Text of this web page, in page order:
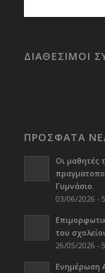
ΔΙΑΘΕΣΙΜΟΙ
ΠΡΟΣΦΑΤΑ
Οι μαθητές
Γυμνάσιο.
03/06/2026 -
του
26/05/2026 -
Ενημέρωση